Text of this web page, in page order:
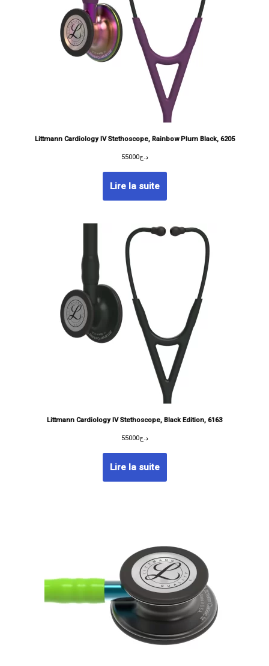
Littmann Cardiology IV Stethoscope, Rainbow Plum Black, 6205
د.ج55000
Lire la suite
Littmann Cardiology IV Stethoscope, Black Edition, 6163
د.ج55000
Lire la suite